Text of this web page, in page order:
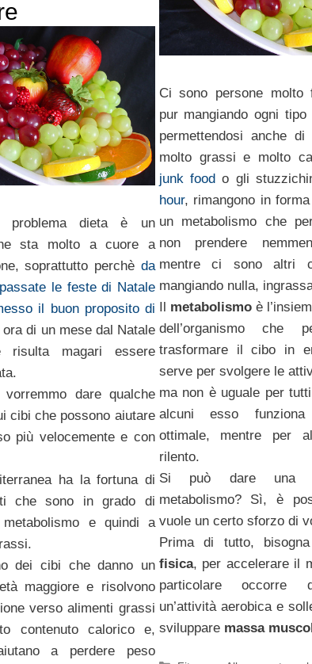
Ci sono persone molto
pur mangiando ogni
permettendosi anche di
molto grassi e molto
junk foodo gli
hour, rimangono in
un metabolismo che
non prendere
mentre ci sono altri
mangiando nulla,
Il metabolismoè
dell’organismo che
trasformare il cibo in
serve per svolgere le
ma non è uguale per
alcuni esso
ottimale, mentre per
rilento.
Si può dare una
metabolismo? Sì, è
vuole un certo sforzo di
Prima di tutto,
fisica, per accelerare il
particolare occorre
un’attività aerobica e
sviluppare massa
dieta è un
sta molto a cuore a
soprattutto perchè da
le feste di Natale
il buon proposito di
ora di un mese dal Natale
risulta magari essere
vorremmo dare qualche
cibi che possono aiutare
più velocemente e con
ha la fortuna di
che sono in grado di
e quindi a
dei cibi che danno un
maggiore e risolvono
verso alimenti grassi
contenuto calorico e,
a perdere peso